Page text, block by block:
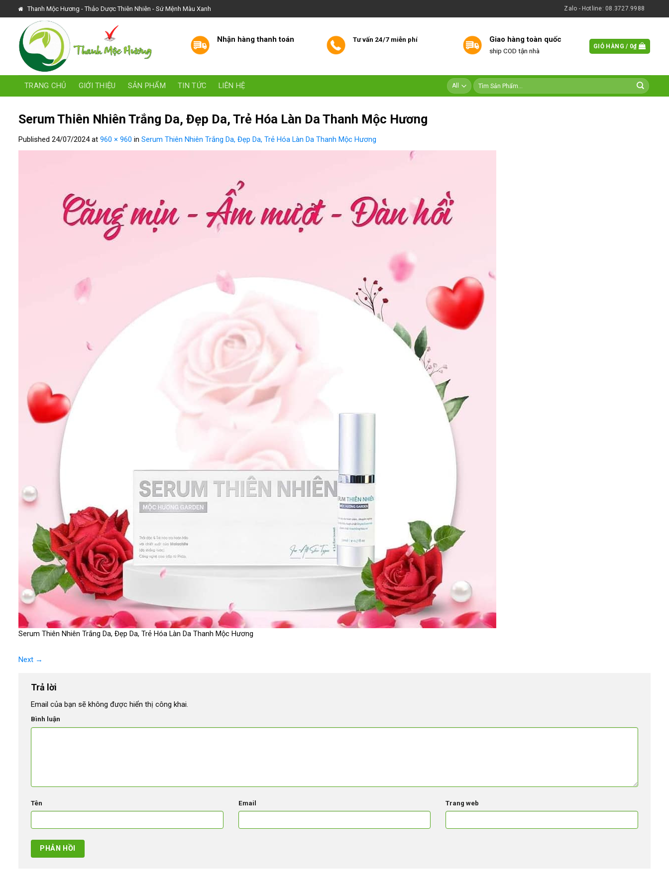
to
content
Thanh Mộc Hương - Thảo Dược Thiên Nhiên - Sứ Mệnh Màu Xanh Zalo - Hotline: 08.3727.9988
Nhận hàng thanh toán Tư vấn 24/7 miễn phí Giao hàng toàn quốc
ship COD tận nhà
GIỎ HÀNG / 0₫
TRANG CHỦ GIỚI THIỆU SẢN PHẨM TIN TỨC LIÊN HỆ
Serum Thiên Nhiên Trắng Da, Đẹp Da, Trẻ Hóa Làn Da Thanh Mộc Hương
Published 24/07/2024at 960 × 960 in Serum Thiên Nhiên Trắng Da, Đẹp Da, Trẻ Hóa Làn Da Thanh Mộc Hương
Serum Thiên Nhiên Trắng Da, Đẹp Da, Trẻ Hóa Làn Da Thanh Mộc Hương
Next →
Trả lời
Email của bạn sẽ không được hiển thị công khai.
Bình luận
Tên Email Trang web